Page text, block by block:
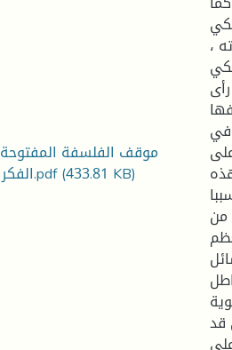
موقف الفلسفة
الفكر عند أندري غلوكسمان.pdf(433.81 KB)
،
في
من
قد